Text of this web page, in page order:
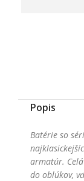
Popis
Batérie so
armatúr.
do oblúkov,